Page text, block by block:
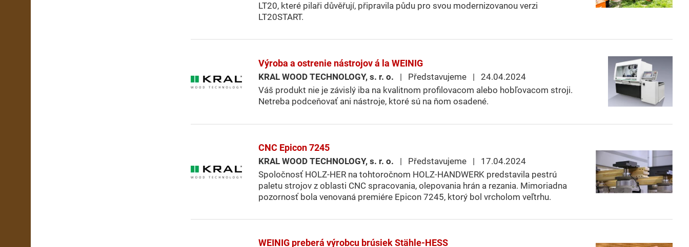
LT20, které pilaři důvěřují, připravila půdu pro svou modernizovanou verzi
LT20START.
Výroba a ostrenie nástrojov á la WEINIG
KRAL WOOD TECHNOLOGY, s. r. o. | Představujeme | 24.04.2024
Váš produkt nie je závislý iba na kvalitnom profilovacom alebo hobľovacom stroji.
Netreba podceňovať ani nástroje, ktoré sú na ňom osadené.
CNC Epicon 7245
KRAL WOOD TECHNOLOGY, s. r. o. | Představujeme | 17.04.2024
Spoločnosť HOLZ-HER na tohtoročnom HOLZ-HANDWERK predstavila pestrú
paletu strojov z oblasti CNC spracovania, olepovania hrán a rezania. Mimoriadna
pozornosť bola venovaná premiére Epicon 7245, ktorý bol vrcholom veľtrhu.
WEINIG preberá výrobcu brúsiek Stähle-HESS